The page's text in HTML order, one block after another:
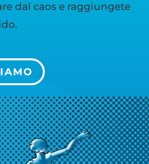
dal caos e raggiungete